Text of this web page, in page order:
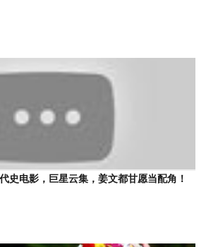
史电影，巨星云集，姜文都甘愿当配角！